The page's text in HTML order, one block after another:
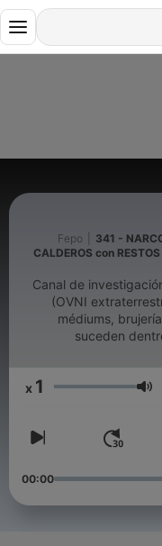
Fepo
341 -
CALDEROS con
Canal de
(OVNI
médiums,
suceden
עוצמת שמע 1
00:00